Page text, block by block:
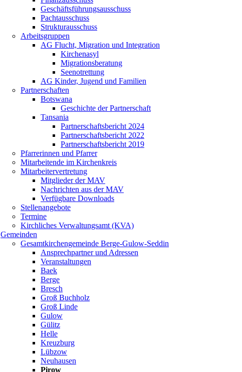
Geschäftsführungsausschuss
Pachtausschuss
Strukturausschuss
Arbeitsgruppen
AG Flucht, Migration und Integration
Kirchenasyl
Migrationsberatung
Seenotrettung
AG Kinder, Jugend und Familien
Partnerschaften
Botswana
Geschichte der Partnerschaft
Tansania
Partnerschaftsbericht 2024
Partnerschaftsbericht 2022
Partnerschaftsbericht 2019
Pfarrerinnen und Pfarrer
Mitarbeitende im Kirchenkreis
Mitarbeitervertretung
Mitglieder der MAV
Nachrichten aus der MAV
Verfügbare Downloads
Stellenangebote
Termine
Kirchliches Verwaltungsamt (KVA)
Gemeinden
Gesamtkirchengemeinde Berge-Gulow-Seddin
Ansprechpartner und Adressen
Veranstaltungen
Baek
Berge
Bresch
Groß Buchholz
Groß Linde
Gulow
Gülitz
Helle
Kreuzburg
Lübzow
Neuhausen
Pirow